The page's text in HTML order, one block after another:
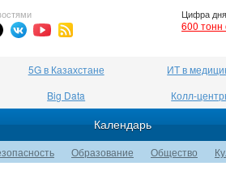
Цифра дня
600 тонн
5G в Казахстане ИТ в
Big Data Колл-
Календарь
Образование Общество